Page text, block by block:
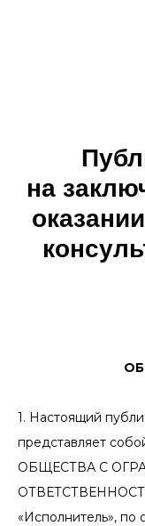
на
1. Настоящий
представляет
ОБЩЕСТВА С
«Исполнитель»,